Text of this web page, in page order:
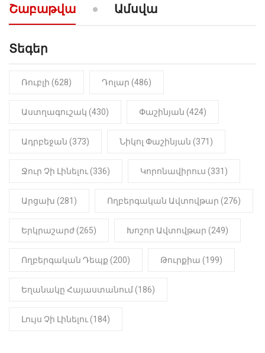
արտաբերիր այս երկու
նախադասությունը»․ Իշխան
Նիկոլ Փաշինյան
ԻՐԱԴԱՐՁԱՅԻՆ 22:01
մանկապղծության համար
մարմինը
Շաբաթվա Ամսվա
Տեգեր
Ռուբլի (628) Դոլար (486)
Աստղագուշակ (430) Փաշինյան (424)
Ադրբեջան (373) Նիկոլ Փաշինյան (371)
Ջուր Չի Լինելու (336) Կորոնավիրուս (331)
Արցախ (281) Ողբերգական Ավտովթար (276)
Երկրաշարժ (265) Խոշոր Ավտովթար (249)
Ողբերգական Դեպք (200) Թուրքիա (199)
Եղանակը Հայաստանում (186)
Լույս Չի Լինելու (184)